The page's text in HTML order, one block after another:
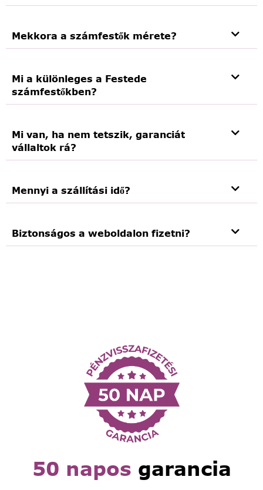
Mekkora a számfestők mérete?
Mi a különleges a Festede
számfestőkben?
Mi van, ha nem tetszik, garanciát
vállaltok rá?
Mennyi a szállítási idő?
Biztonságos a weboldalon fizetni?
50 napos garancia